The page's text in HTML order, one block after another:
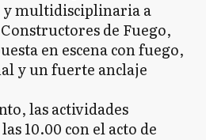
multidisciplinaria a
de Fuego,
en escena con fuego,
y un fuerte anclaje
las actividades
10.00 con el acto de